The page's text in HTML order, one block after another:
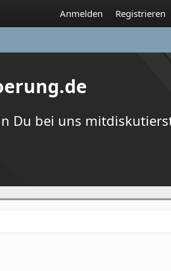
Anmelden Registrieren
Du bei uns